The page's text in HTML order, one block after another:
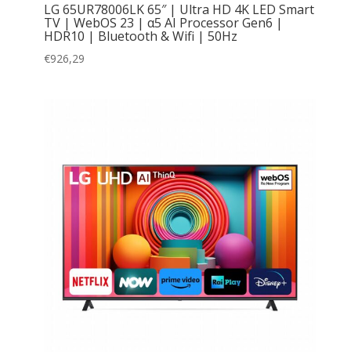
LG 65UR78006LK 65″ | Ultra HD 4K LED Smart
TV | WebOS 23 | α5 AI Processor Gen6 |
HDR10 | Bluetooth & Wifi | 50Hz
€926,29